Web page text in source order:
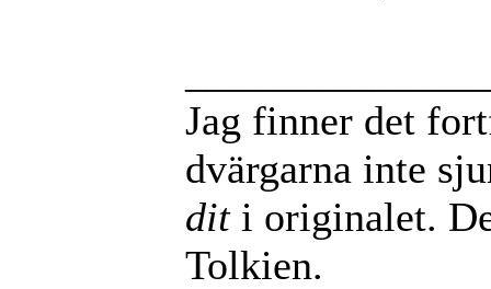
Jag finner det
dvärgarna inte
diti originalet.
Tolkien.